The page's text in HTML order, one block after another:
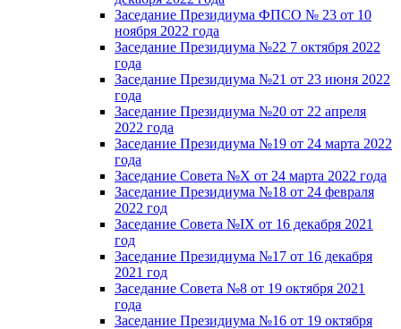
Заседание Президиума ФПСО № 23 от 10
ноября 2022 года
Заседание Президиума №22 7 октября 2022
года
Заседание Президиума №21 от 23 июня 2022
года
Заседание Президиума №20 от 22 апреля
2022 года
Заседание Президиума №19 от 24 марта 2022
года
Заседание Совета №X от 24 марта 2022 года
Заседание Президиума №18 от 24 февраля
2022 год
Заседание Совета №IX от 16 декабря 2021
год
Заседание Президиума №17 от 16 декабря
2021 год
Заседание Совета №8 от 19 октября 2021
года
Заседание Президиума №16 от 19 октября